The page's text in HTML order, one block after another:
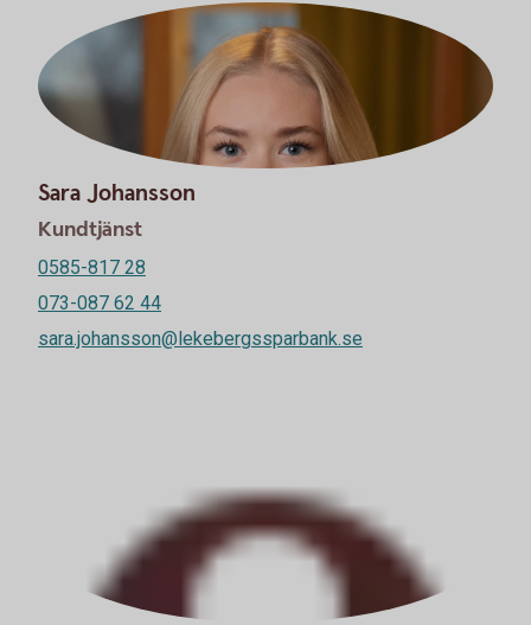
Sara Johansson
Kundtjänst
0585-817 28
073-087 62 44
sara.johansson@lekebergssparbank.se